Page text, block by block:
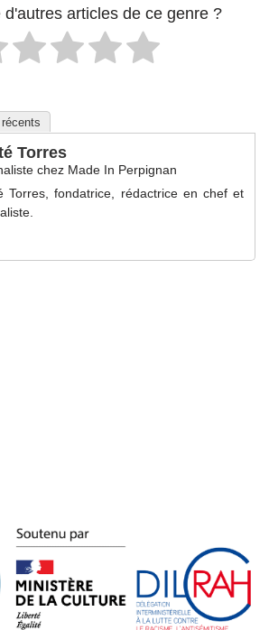
d'autres articles de ce genre ?
Torres
chez Made In Perpignan
Torres, fondatrice, rédactrice en chef et